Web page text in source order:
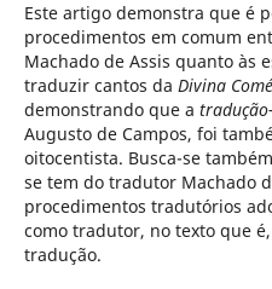
Este artigo demonstra que é
procedimentos em comum
Machado de Assis quanto às
traduzir cantos da Divina
demonstrando que a
Augusto de Campos, foi
oitocentista. Busca-se
se tem do tradutor Machado
procedimentos tradutórios
como tradutor, no texto que
tradução.